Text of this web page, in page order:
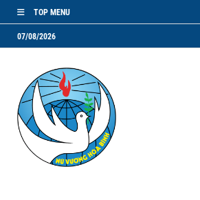
TOP MENU
07/08/2026